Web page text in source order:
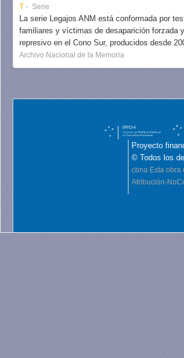
T Serie
La serie Legajos ANM está conformada por
familiares y víctimas de desaparición forzada
represivo en el Cono Sur, producidos desde
Archivo Nacional de la Memoria
Proyecto
© Todos los
cbna Esta
Atribución-